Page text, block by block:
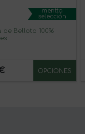
mentta
selección
Bellota 100%
OPCIONES